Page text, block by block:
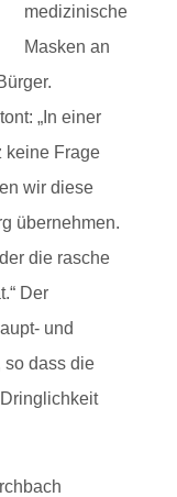
medizinische
Masken an
„In einer
keine Frage
wir diese
übernehmen.
die rasche
Der
und
so dass die